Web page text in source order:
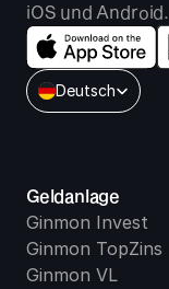
iOS und Android.
Select Language
Deutsch
Geldanlage
Ginmon Invest
Ginmon TopZins
Ginmon VL